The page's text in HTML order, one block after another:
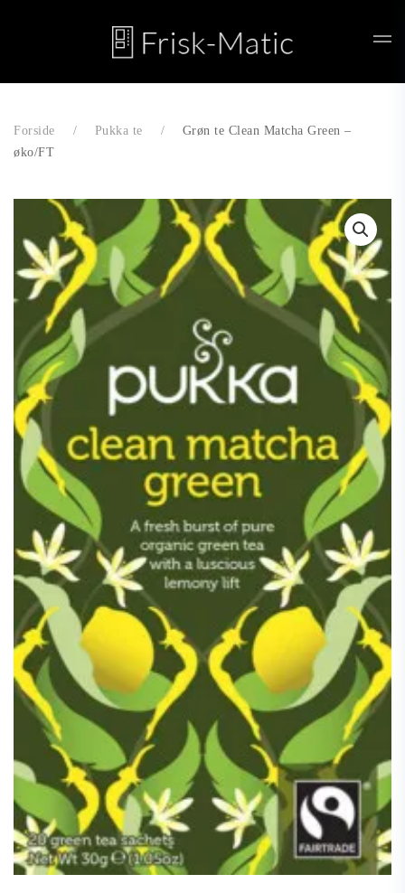
Skip to main content
Forside Pukka te
Grøn te Clean Matcha Green –
øko/FT